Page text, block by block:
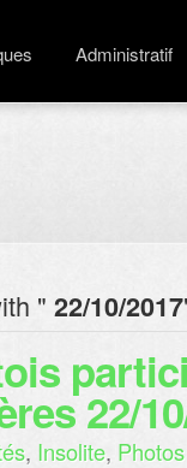
Administratif
" 22/10/2017
22/
, Insolite, Photos